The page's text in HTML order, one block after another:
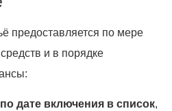
предоставляется по мере
и в порядке
дате включения в список,